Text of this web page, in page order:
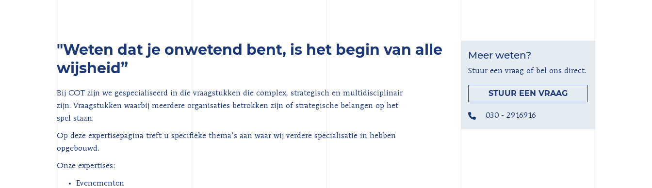
"Weten dat je onwetend bent, is het begin van alle
wijsheid”
Bij COT zijn we gespecialiseerd in díe vraagstukken die complex, strategisch en multidisciplinair
zijn. Vraagstukken waarbij meerdere organisaties betrokken zijn of strategische belangen op het
spel staan.
Op deze expertisepagina treft u specifieke thema’s aan waar wij verdere specialisatie in hebben
opgebouwd.
Onze expertises:
Evenementen
Meer weten?
Stuur een vraag of bel ons direct.
STUUR EEN VRAAG
030 - 2916916